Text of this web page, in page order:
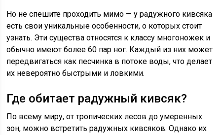
Но не спешите проходить мимо — у радужного кивсяка
есть свои уникальные особенности, о которых стоит
узнать. Эти существа относятся к классу многоножек и
обычно имеют более 60 пар ног. Каждый из них может
передвигаться как песчинка в потоке воды, что делает
их невероятно быстрыми и ловкими.
Где обитает радужный кивсяк?
По всему миру, от тропических лесов до умеренных
зон, можно встретить радужных кивсяков. Однако их